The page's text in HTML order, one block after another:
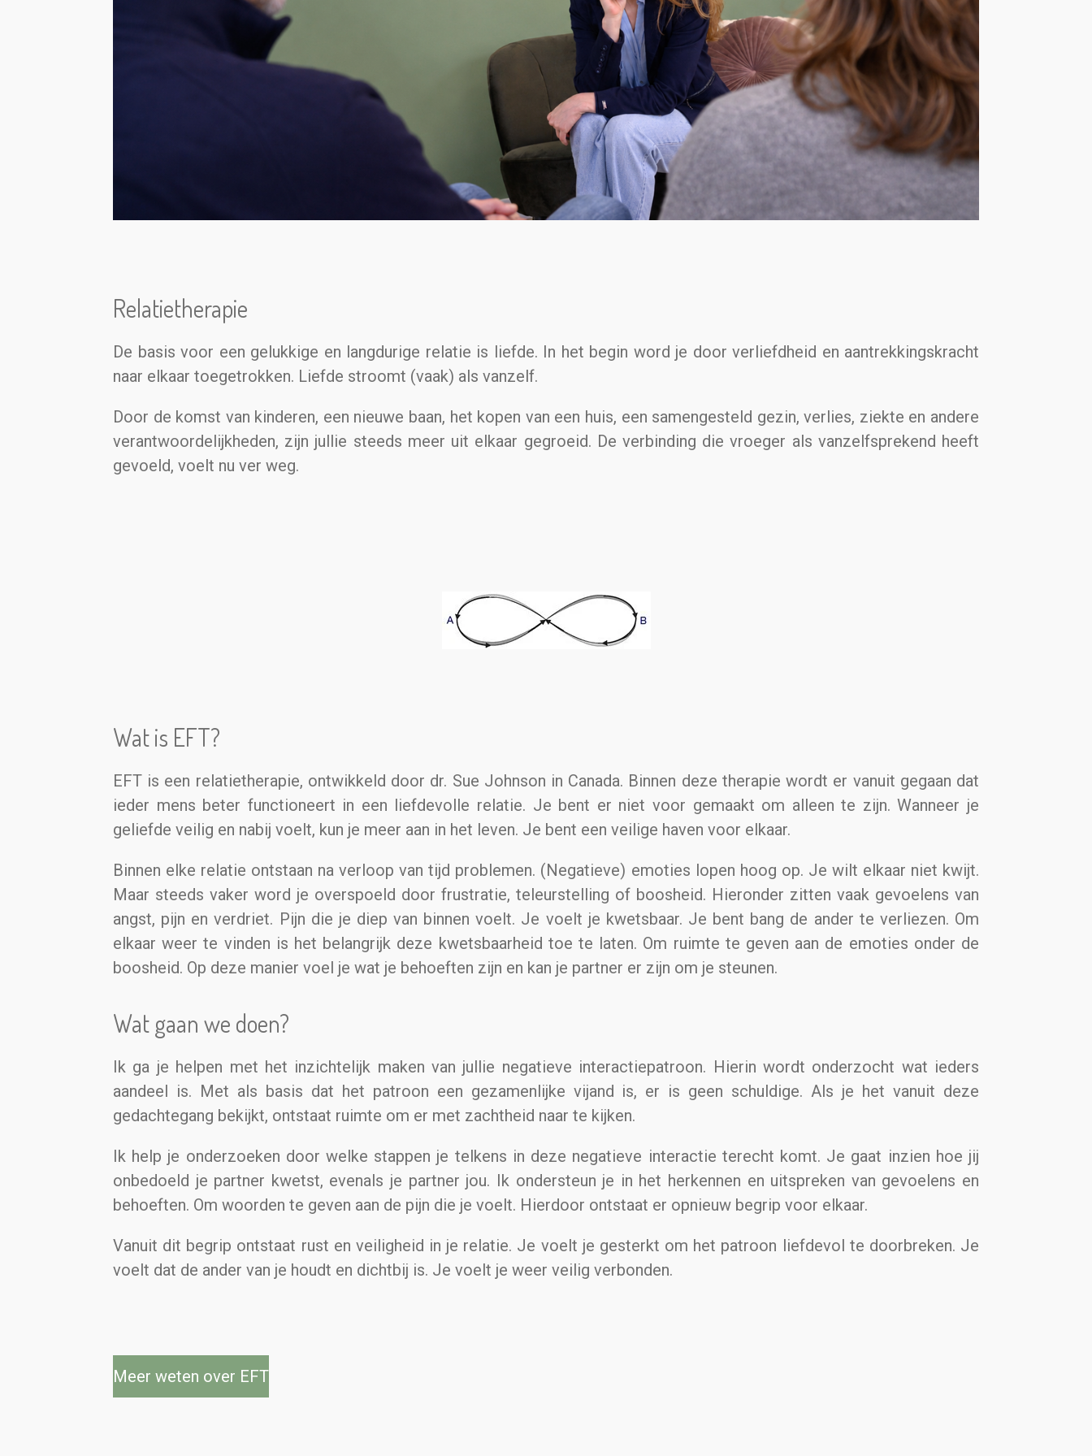
Relatietherapie
De basis voor een gelukkige en langdurige relatie is liefde. In het begin word je door verliefdheid en aantrekkingskracht
naar elkaar toegetrokken. Liefde stroomt (vaak) als vanzelf.
Door de komst van kinderen, een nieuwe baan, het kopen van een huis, een samengesteld gezin, verlies, ziekte en andere
verantwoordelijkheden, zijn jullie steeds meer uit elkaar gegroeid. De verbinding die vroeger als vanzelfsprekend heeft
gevoeld, voelt nu ver weg.
Wat is EFT?
EFT is een relatietherapie, ontwikkeld door dr. Sue Johnson in Canada. Binnen deze therapie wordt er vanuit gegaan dat
ieder mens beter functioneert in een liefdevolle relatie. Je bent er niet voor gemaakt om alleen te zijn. Wanneer je
geliefde veilig en nabij voelt, kun je meer aan in het leven. Je bent een veilige haven voor elkaar.
Binnen elke relatie ontstaan na verloop van tijd problemen. (Negatieve) emoties lopen hoog op. Je wilt elkaar niet kwijt.
Maar steeds vaker word je overspoeld door frustratie, teleurstelling of boosheid. Hieronder zitten vaak gevoelens van
angst, pijn en verdriet. Pijn die je diep van binnen voelt. Je voelt je kwetsbaar. Je bent bang de ander te verliezen. Om
elkaar weer te vinden is het belangrijk deze kwetsbaarheid toe te laten. Om ruimte te geven aan de emoties onder de
boosheid. Op deze manier voel je wat je behoeften zijn en kan je partner er zijn om je steunen.
Wat gaan we doen?
Ik ga je helpen met het inzichtelijk maken van jullie negatieve interactiepatroon. Hierin wordt onderzocht wat ieders
aandeel is. Met als basis dat het patroon een gezamenlijke vijand is, er is geen schuldige. Als je het vanuit deze
gedachtegang bekijkt, ontstaat ruimte om er met zachtheid naar te kijken.
Ik help je onderzoeken door welke stappen je telkens in deze negatieve interactie terecht komt. Je gaat inzien hoe jij
onbedoeld je partner kwetst, evenals je partner jou. Ik ondersteun je in het herkennen en uitspreken van gevoelens en
behoeften. Om woorden te geven aan de pijn die je voelt. Hierdoor ontstaat er opnieuw begrip voor elkaar.
Vanuit dit begrip ontstaat rust en veiligheid in je relatie. Je voelt je gesterkt om het patroon liefdevol te doorbreken. Je
voelt dat de ander van je houdt en dichtbij is. Je voelt je weer veilig verbonden.
Meer weten over EFT